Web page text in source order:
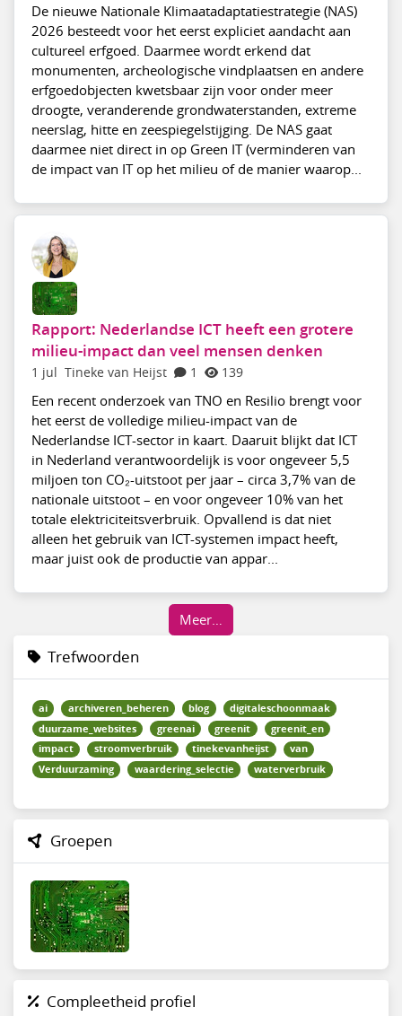
De nieuwe Nationale Klimaatadaptatiestrategie (NAS)
2026 besteedt voor het eerst expliciet aandacht aan
cultureel erfgoed. Daarmee wordt erkend dat
monumenten, archeologische vindplaatsen en andere
erfgoedobjecten kwetsbaar zijn voor onder meer
droogte, veranderende grondwaterstanden, extreme
neerslag, hitte en zeespiegelstijging. De NAS gaat
daarmee niet direct in op Green IT (verminderen van
de impact van IT op het milieu of de manier waarop...
Rapport: Nederlandse ICT heeft een grotere
milieu-impact dan veel mensen denken
1 jul Tineke van Heijst 1 139
Een recent onderzoek van TNO en Resilio brengt voor
het eerst de volledige milieu-impact van de
Nederlandse ICT-sector in kaart. Daaruit blijkt dat ICT
in Nederland verantwoordelijk is voor ongeveer 5,5
miljoen ton CO₂-uitstoot per jaar – circa 3,7% van de
nationale uitstoot – en voor ongeveer 10% van het
totale elektriciteitsverbruik. Opvallend is dat niet
alleen het gebruik van ICT-systemen impact heeft,
maar juist ook de productie van appar...
Meer…
Trefwoorden
ai archiveren_beheren blog
digitaleschoonmaak
duurzame_websites
greenai greenit
greenit_en
impact
stroomverbruik tinekevanheijst
van
Verduurzaming
waardering_selectie waterverbruik
Groepen
Compleetheid profiel